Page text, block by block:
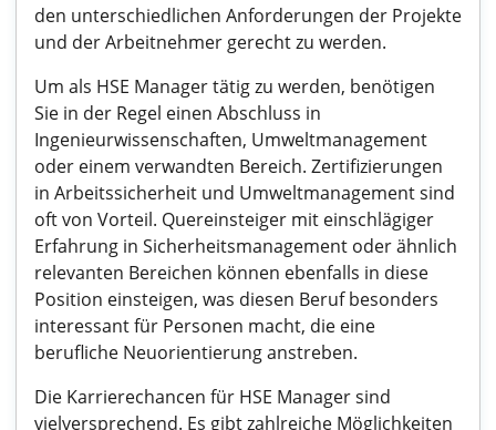
den unterschiedlichen Anforderungen der Projekte
und der Arbeitnehmer gerecht zu werden.
Um als HSE Manager tätig zu werden, benötigen
Sie in der Regel einen Abschluss in
Ingenieurwissenschaften, Umweltmanagement
oder einem verwandten Bereich. Zertifizierungen
in Arbeitssicherheit und Umweltmanagement sind
oft von Vorteil. Quereinsteiger mit einschlägiger
Erfahrung in Sicherheitsmanagement oder ähnlich
relevanten Bereichen können ebenfalls in diese
Position einsteigen, was diesen Beruf besonders
interessant für Personen macht, die eine
berufliche Neuorientierung anstreben.
Die Karrierechancen für HSE Manager sind
vielversprechend. Es gibt zahlreiche Möglichkeiten